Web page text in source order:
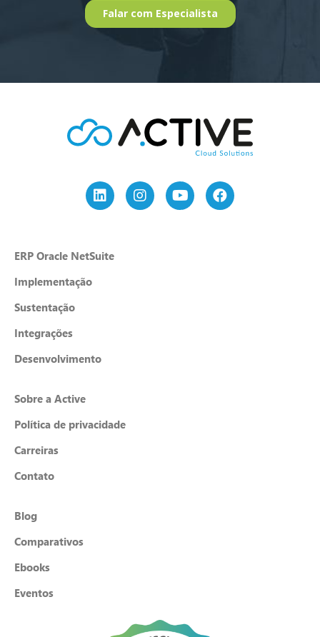
ERP Oracle NetSuite
Implementação
Sustentação
Integrações
Desenvolvimento
Sobre a Active
Política de privacidade
Carreiras
Contato
Blog
Comparativos
Ebooks
Eventos